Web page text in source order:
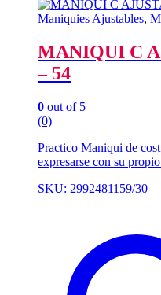
Maniquies Ajustables,
MANIQUI C
– 54
0 out of 5
(0)
Practico Maniqui de
expresarse con su
SKU: 2992481159/30